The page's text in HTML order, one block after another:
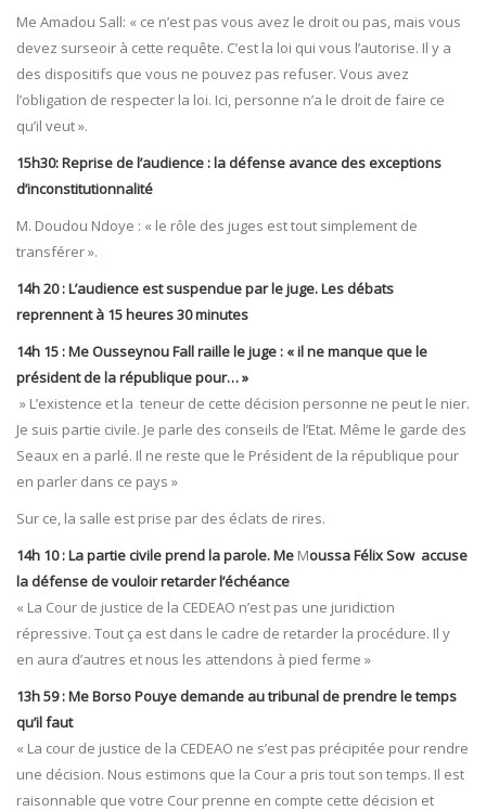
Me Amadou Sall: « ce n’est pas vous avez le droit ou pas, mais vous
devez surseoir à cette requête. C’est la loi qui vous l’autorise. Il y a
des dispositifs que vous ne pouvez pas refuser. Vous avez
l’obligation de respecter la loi. Ici, personne n’a le droit de faire ce
qu’il veut ».
15h30: Reprise de l’audience : la défense avance des exceptions
d’inconstitutionnalité
​M. Doudou Ndoye : « le rôle des juges est tout simplement de
transférer ».
14h 20 : L’audience est suspendue par le juge. Les débats
reprennent à 15 heures 30 minutes
14h 15 : Me Ousseynou Fall raille le juge : « il ne manque que le
président de la république pour… »
» L’existence et la teneur de cette décision personne ne peut le nier.
Je suis partie civile. Je parle des conseils de l’Etat. Même le garde des
Seaux en a parlé. Il ne reste que le Président de la république pour
en parler dans ce pays »
Sur ce, la salle est prise par des éclats de rires.
14h 10 : La partie civile prend la parole. Me Moussa Félix Sow accuse
la défense de vouloir retarder l’échéance
« La Cour de justice de la CEDEAO n’est pas une juridiction
répressive. Tout ça est dans le cadre de retarder la procédure. Il y
en aura d’autres et nous les attendons à pied ferme »
13h 59 : Me Borso Pouye demande au tribunal de prendre le temps
qu’il faut
« La cour de justice de la CEDEAO ne s’est pas précipitée pour rendre
une décision. Nous estimons que la Cour a pris tout son temps. Il est
raisonnable que votre Cour prenne en compte cette décision et